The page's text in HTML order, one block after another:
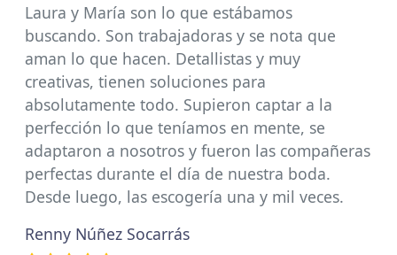
Laura y María son lo que estábamos
buscando. Son trabajadoras y se nota que
aman lo que hacen. Detallistas y muy
creativas, tienen soluciones para
absolutamente todo. Supieron captar a la
perfección lo que teníamos en mente, se
adaptaron a nosotros y fueron las compañeras
perfectas durante el día de nuestra boda.
Desde luego, las escogería una y mil veces.
Renny Núñez Socarrás